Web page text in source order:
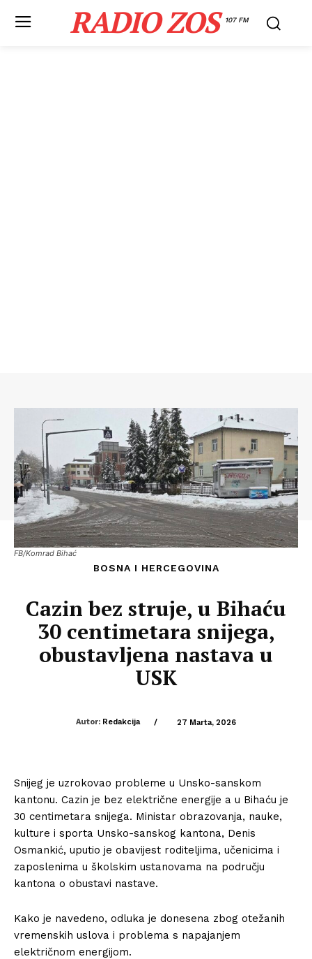
RADIO ZOS 107 FM
FB/Komrad Bihać
BOSNA I HERCEGOVINA
Cazin bez struje, u Bihaću
30 centimetara snijega,
obustavljena nastava u
USK
Autor: Redakcija / 27 Marta, 2026
Snijeg je uzrokovao probleme u Unsko-sanskom
kantonu. Cazin je bez električne energije a u Bihaću je
30 centimetara snijega. Ministar obrazovanja, nauke,
kulture i sporta Unsko-sanskog kantona, Denis
Osmankić, uputio je obavijest roditeljima, učenicima i
zaposlenima u školskim ustanovama na području
kantona o obustavi nastave.
Kako je navedeno, odluka je donesena zbog otežanih
vremenskih uslova i problema s napajanjem
električnom energijom.